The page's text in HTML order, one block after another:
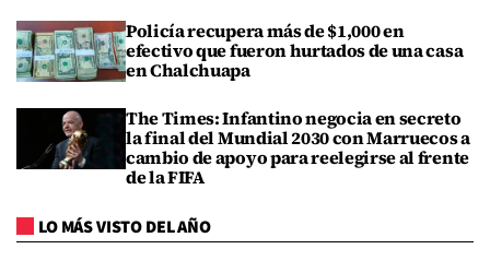
Policía recupera más de $1,000 en
efectivo que fueron hurtados de una casa
en Chalchuapa
The Times: Infantino negocia en secreto
la final del Mundial 2030 con Marruecos a
cambio de apoyo para reelegirse al frente
de la FIFA
LO MÁS VISTO DEL AÑO